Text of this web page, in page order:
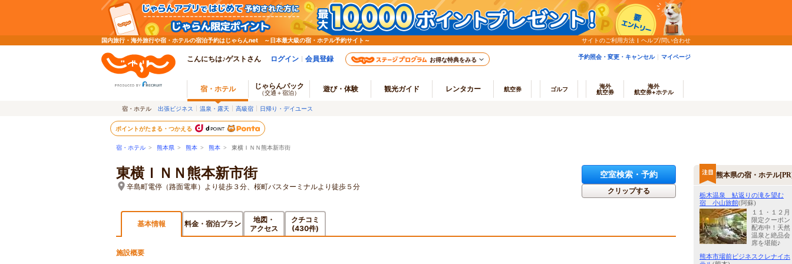
国内旅行・海外旅行や宿・ホテルの宿泊予約はじゃらんnet ～日本最大級の宿・ホテル予約サイト～ サイトのご利用方法 ヘルプ/問い合わせ
こんにちは♪ゲストさん ログイン 会員登録 お得な特典をみる 予約照会・変更・キャンセル マイページ
宿・ホテル じゃらんパック
（交通＋宿泊） 遊び・体験 観光ガイド レンタカー 航空券 ゴルフ
海外
航空券
海外
航空券+ホテル
宿・ホテル 出張ビジネス 温泉・露天 高級宿 日帰り・デイユース
ポイントがたまる・つかえる
宿・ホテル > 熊本県 > 熊本 > 熊本 > 東横ＩＮＮ熊本新市街
東横ＩＮＮ熊本新市街
辛島町電停（路面電車）より徒歩３分、桜町バスターミナルより徒歩５分
空室検索・予約
クリップする
基本情報 料金・宿泊プラン
地図・
アクセス
クチコミ
(430件)
施設概要
熊本県の宿・ホテル
栃木温泉 鮎返りの滝を望む
宿 小山旅館(阿蘇)
１１・１２月
限定クーポン
配布中！天然
温泉と絶品会
席を堪能♪
熊本市場前ビジネスクレナイホ